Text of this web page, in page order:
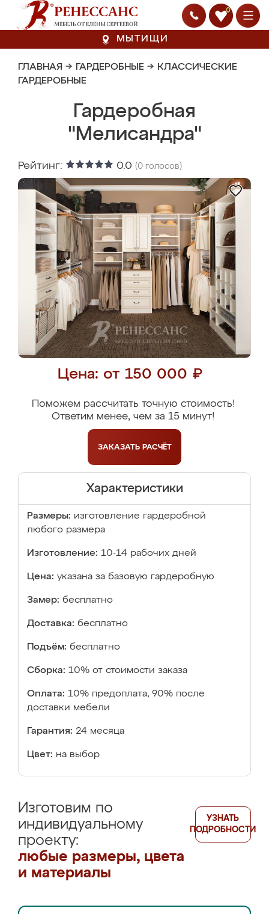
0
МЫТИЩИ
ГЛАВНАЯ → ГАРДЕРОБНЫЕ → КЛАССИЧЕСКИЕ
ГАРДЕРОБНЫЕ
Гардеробная
"Мелисандра"
Рейтинг: 0.0 (0 голосов)
Цена: от 150 000 ₽
Поможем рассчитать точную стоимость!
Ответим менее, чем за 15 минут!
ЗАКАЗАТЬ РАСЧЁТ
Характеристики
Размеры: изготовление гардеробной
любого размера
Изготовление: 10-14 рабочих дней
Цена: указана за базовую гардеробную
Замер: бесплатно
Доставка: бесплатно
Подъём: бесплатно
Сборка: 10% от стоимости заказа
Оплата: 10% предоплата, 90% после
доставки мебели
Гарантия: 24 месяца
Цвет: на выбор
Изготовим по
индивидуальному
проекту:
любые размеры, цвета
и материалы
УЗНАТЬ
ПОДРОБНОСТИ